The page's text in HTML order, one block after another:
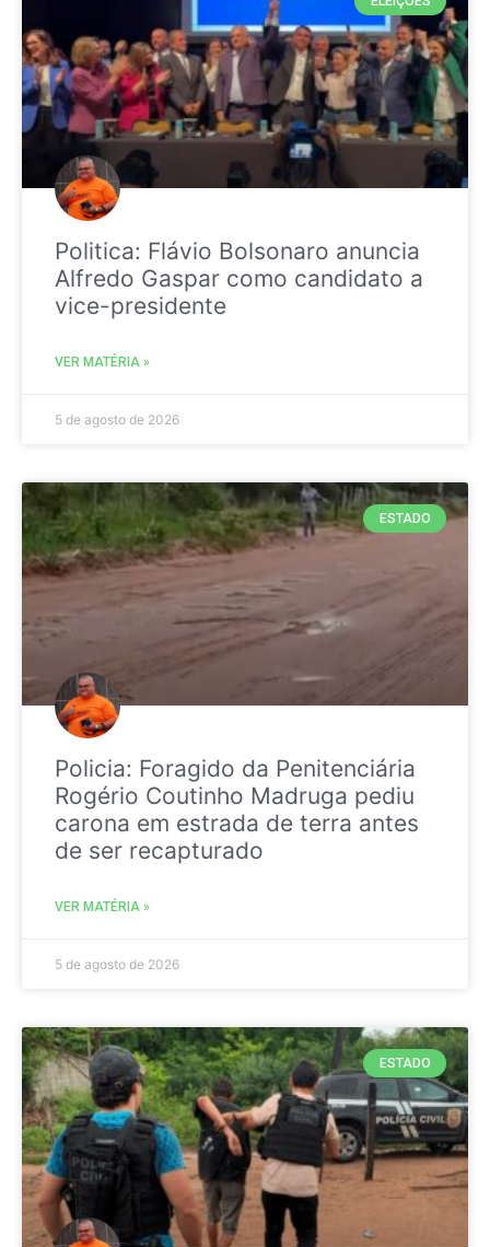
Politica: Flávio Bolsonaro anuncia
Alfredo Gaspar como candidato a
vice-presidente
VER MATÉRIA »
5 de agosto de 2026
ESTADO
Policia: Foragido da Penitenciária
Rogério Coutinho Madruga pediu
carona em estrada de terra antes
de ser recapturado
VER MATÉRIA »
5 de agosto de 2026
ESTADO